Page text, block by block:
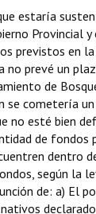
ORGÁNICA
estaría
Provincial
previstos en
no prevé un
de
se cometería
no esté bien
de fondos
dentro
según la
de: a) El